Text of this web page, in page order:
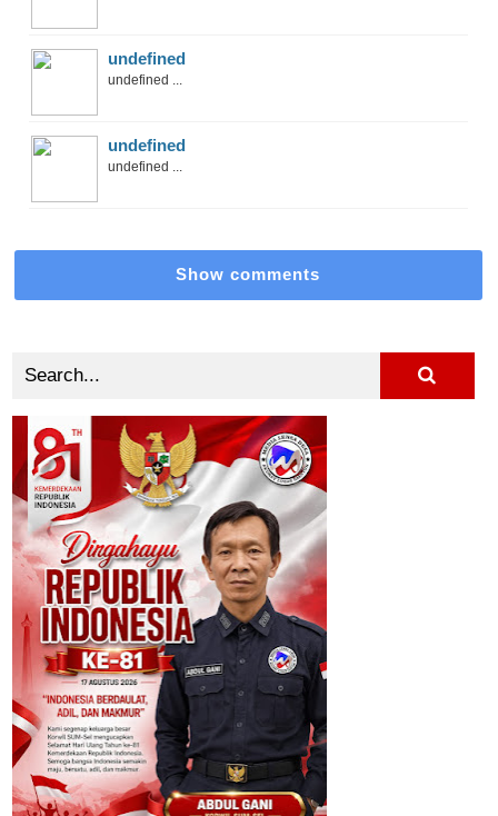
undefined
undefined ...
undefined
undefined ...
Show comments